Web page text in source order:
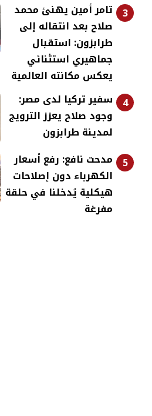
3 تامر أمين يهنئ محمد
صلاح بعد انتقاله إلى
طرابزون: استقبال
جماهيري استثنائي
يعكس مكانته العالمية
4
سفير تركيا لدى مصر:
وجود صلاح يعزز الترويج
لمدينة طرابزون
5
مدحت نافع: رفع أسعار
الكهرباء دون إصلاحات
هيكلية يُدخلنا في حلقة
مفرغة